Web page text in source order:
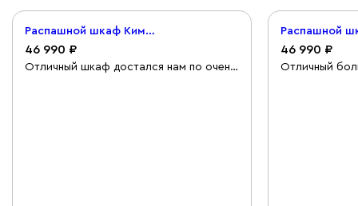
Распашной шкаф Кимбол 4-240x240 Белый
46 990
Отличный шкаф достался нам по очень
46 990
Отличный